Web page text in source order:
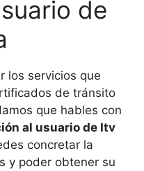
de
los servicios que
de tránsito
que hables con
al usuario de Itv
concretar la
y poder obtener su